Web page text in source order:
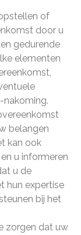
of
door u
gedurende
elementen
nakoming.
belangen
kan ook
u informeren
u de
hun expertise
bij het
zorgen dat uw